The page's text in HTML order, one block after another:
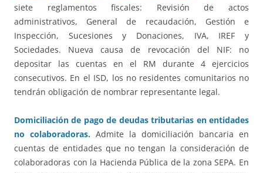
siete reglamentos fiscales: Revisión de actos
administrativos, General de recaudación, Gestión e
Inspección, Sucesiones y Donaciones, IVA, IREF y
Sociedades. Nueva causa de revocación del NIF: no
depositar las cuentas en el RM durante 4 ejercicios
consecutivos. En el ISD, los no residentes comunitarios no
tendrán obligación de nombrar representante legal.
Domiciliación de pago de deudas tributarias en entidades
no colaboradoras. Admite la domiciliación bancaria en
cuentas de entidades que no tengan la consideración de
colaboradoras con la Hacienda Pública de la zona SEPA. En